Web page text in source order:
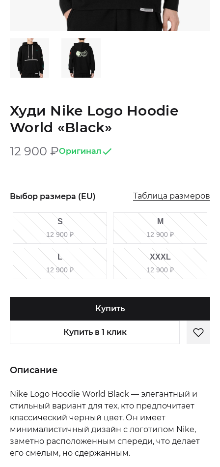
Худи Nike Logo Hoodie
World «Black»
12 900 ₽Оригинал
Выбор размера (EU) Таблица размеров
S
12 900 ₽
M
12 900 ₽
L
12 900 ₽
XXXL
12 900 ₽
Купить
Купить в 1 клик
Описание
Nike Logo Hoodie World Black — элегантный и
стильный вариант для тех, кто предпочитает
классический черный цвет. Он имеет
минималистичный дизайн с логотипом Nike,
заметно расположенным спереди, что делает
его смелым, но сдержанным.